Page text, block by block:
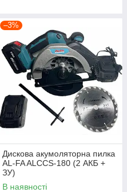
–3%
Дискова акумоляторна пилка
AL-FA ALCCS-180 (2 АКБ +
ЗУ)
В наявності